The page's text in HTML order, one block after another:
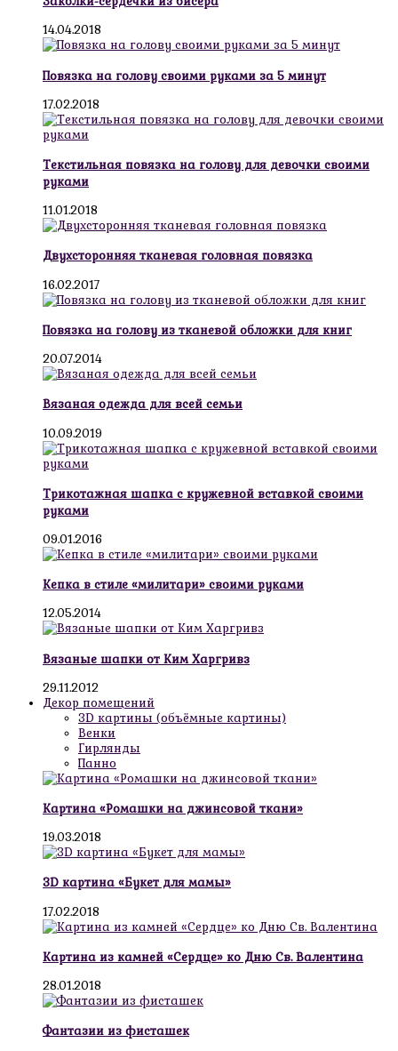
14.04.2018
Повязка на голову своими руками за 5 минут
17.02.2018
Текстильная повязка на голову для девочки своими
руками
11.01.2018
Двухсторонняя тканевая головная повязка
16.02.2017
Повязка на голову из тканевой обложки для книг
20.07.2014
Вязаная одежда для всей семьи
10.09.2019
Трикотажная шапка с кружевной вставкой своими
руками
09.01.2016
Кепка в стиле «милитари» своими руками
12.05.2014
Вязаные шапки от Ким Харгривз
29.11.2012
Декор помещений
3D картины (объёмные картины)
Венки
Гирлянды
Панно
Картина «Ромашки на джинсовой ткани»
19.03.2018
3D картина «Букет для мамы»
17.02.2018
Картина из камней «Сердце» ко Дню Св. Валентина
28.01.2018
Фантазии из фисташек